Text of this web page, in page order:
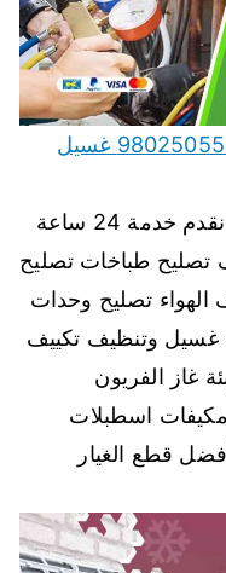
تصليح مكيفات اسطبلات الجهراء 98025055 غسيل
تصليح مكيفات اسطبلات الجهراء نقدم خدمة 24 ساعة
تصليح طباخات تصليح
تصليح وحدات
غسيل وتنظيف تكييف
غاز الفريون
اسطبلات
قطع الغيار